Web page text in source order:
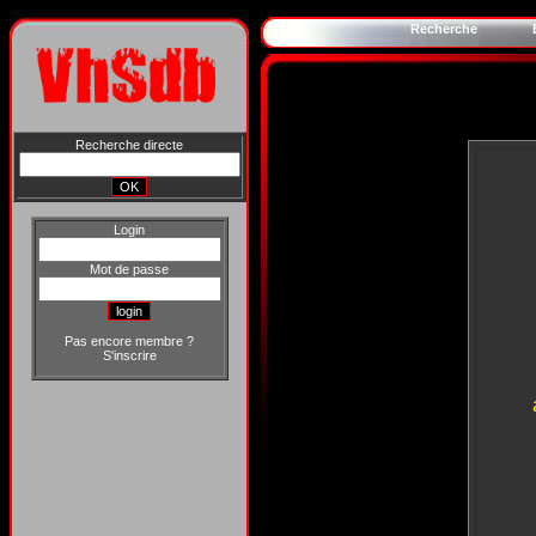
Recherche directe
Login
Mot de passe
Pas encore membre ?
S'inscrire
Recherche